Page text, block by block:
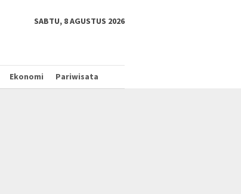
SABTU, 8 AGUSTUS 2026
Ekonomi Pariwisata